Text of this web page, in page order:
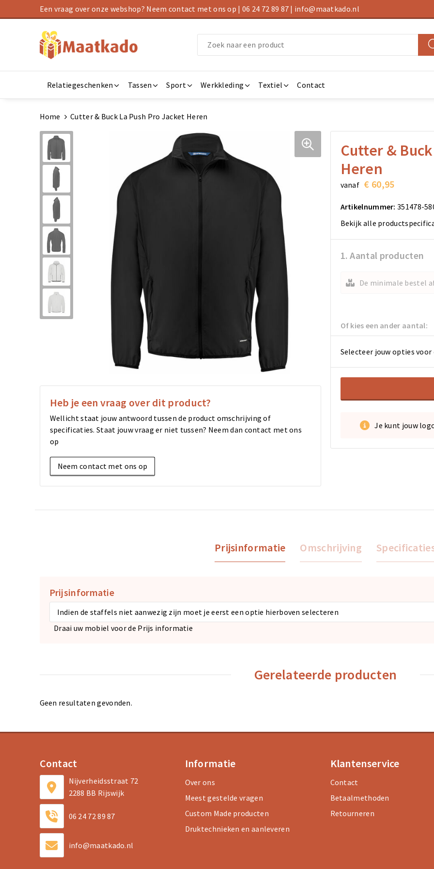
Een vraag over onze webshop? Neem contact met ons op | 06 24 72 89 87 | info@maatkado.nl
Relatiegeschenken Tassen Sport Werkkleding Textiel Contact
Home Cutter & Buck La Push Pro Jacket Heren
Heb je een vraag over dit product?
Wellicht staat jouw antwoord tussen de product omschrijving of
specificaties. Staat jouw vraag er niet tussen? Neem dan contact met ons
op
Neem contact met ons op
Cutter &
Heren
vanaf € 60,95
Artikelnummer: 351478-
Bekijk alle
1. Aantal producten
De minimale bestel
Of kies een ander aantal:
Selecteer jouw opties voor
Je kunt jouw
Prijsinformatie Omschrijving
Prijsinformatie
Indien de staffels niet aanwezig zijn moet je eerst een optie hierboven selecteren
Draai uw mobiel voor de Prijs informatie
Gerelateerde producten
Geen resultaten gevonden.
Contact
Nijverheidsstraat 72
2288 BB Rijswijk
06 24 72 89 87
info@maatkado.nl
Informatie
Over ons
Meest gestelde vragen
Custom Made producten
Druktechnieken en aanleveren
Klantenservice
Contact
Betaalmethoden
Retourneren